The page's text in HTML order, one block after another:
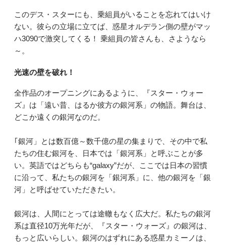
このデス・スターにも、乗組員がいることを忘れてはいけ
ない。彼らの立場に立てば、惑星オルデラン側の壁がマッ
ハ3090で激突してくる！ 乗組員の皆さんも、さようなら
～。
光速の壁を破れ！
全作品のオープニングにあるように、『スター・ウォー
ズ』は「遠い昔、はるか彼方の銀河系」の物語。舞台は、
どこか遠くの銀河なのだ。
｢銀河」とは数百億～数千億の星の集まりで、その中で私
たちの住む銀河を、日本では「銀河系」と呼ぶことが多
い。英語ではどちらも“galaxy”だが、ここでは日本の習慣
に沿って、私たちの銀河を「銀河系」に、他の銀河を「銀
河」と呼ばせていただきたい。
銀河は、人間にとっては途轍もなく広大だ。私たちの銀河
系は直径10万光年だが、『スター・ウォーズ』の銀河は、
もっと広いらしい。銀河のはずれにある惑星カミーノは、